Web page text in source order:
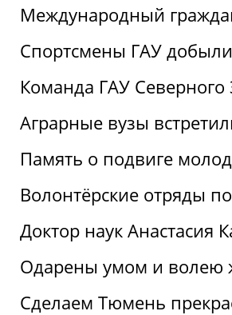
Международный
Спортсмены ГАУ
Команда ГАУ
Аграрные вузы
Память о подвиге
Волонтёрские отряды
Доктор наук Анастасия
Одарены умом и волею
Сделаем Тюмень